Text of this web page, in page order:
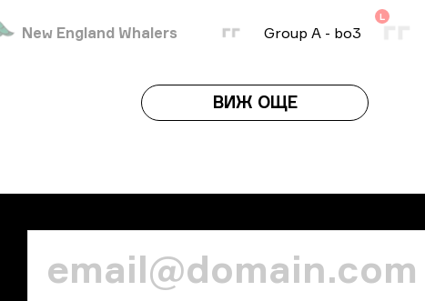
New England Whalers Group A - bo3
L
ВИЖ ОЩЕ